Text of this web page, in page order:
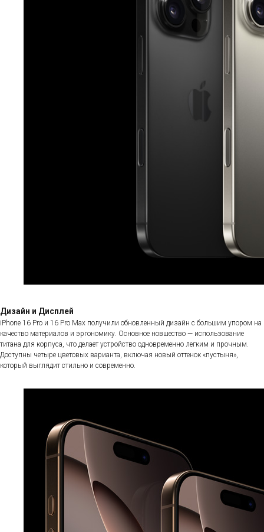
Дизайн и Дисплей
iPhone 16 Pro и 16 Pro Max получили обновленный дизайн с большим упором на
качество материалов и эргономику. Основное новшество — использование
титана для корпуса, что делает устройство одновременно легким и прочным.
Доступны четыре цветовых варианта, включая новый оттенок «пустыня»,
который выглядит стильно и современно.